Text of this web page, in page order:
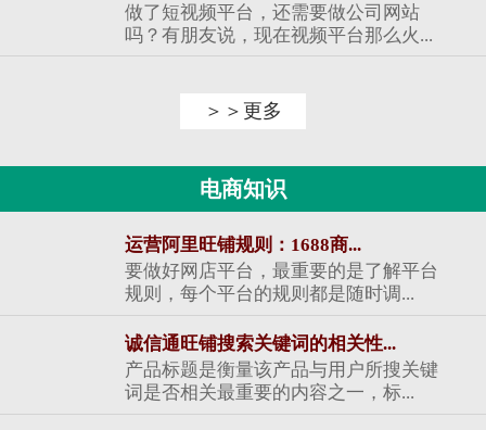
做了短视频平台，还需要做公司网站
吗？有朋友说，现在视频平台那么火...
＞＞更多
电商知识
运营阿里旺铺规则：1688商...
要做好网店平台，最重要的是了解平台
规则，每个平台的规则都是随时调...
诚信通旺铺搜索关键词的相关性...
产品标题是衡量该产品与用户所搜关键
词是否相关最重要的内容之一，标...